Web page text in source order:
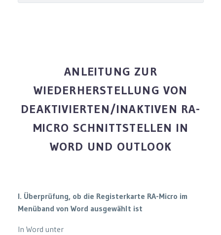
ANLEITUNG ZUR
WIEDERHERSTELLUNG VON
DEAKTIVIERTEN/INAKTIVEN RA-
MICRO SCHNITTSTELLEN IN
WORD UND OUTLOOK
I. Überprüfung, ob die Registerkarte RA-Micro im
Menüband von Word ausgewählt ist
In Word unter